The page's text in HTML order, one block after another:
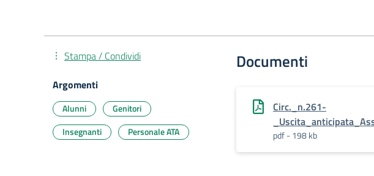
Documenti
Circ._n.261-
pdf - 198 kb
Stampa / Condividi
Argomenti
Alunni
Genitori
Insegnanti
Personale ATA